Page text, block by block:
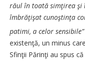
răul în toată simţirea şi
îm­bră­ţi­şat cunoştinţa
patimi, a celor sensibile”
existen­ţă, un minus
Sfinţii Părinţi au spus că